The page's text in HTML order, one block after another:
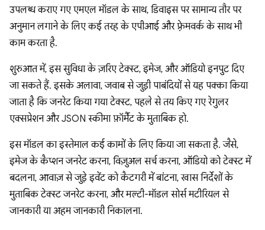
उपलब्ध कराए गए एमएल मॉडल के साथ, डिवाइस पर सामान्य तौर पर
अनुमान लगाने के लिए कई तरह के एपीआई और फ़्रेमवर्क के साथ भी
काम करता है.
शुरुआत में, इस सुविधा के ज़रिए टेक्स्ट, इमेज, और ऑडियो इनपुट दिए
जा सकते हैं. इसके अलावा, जवाब से जुड़ी पाबंदियों से यह पक्का किया
जाता है कि जनरेट किया गया टेक्स्ट, पहले से तय किए गए रेगुलर
एक्सप्रेशन और JSON स्कीमा फ़ॉर्मैट के मुताबिक हो.
इस मॉडल का इस्तेमाल कई कामों के लिए किया जा सकता है. जैसे,
इमेज के कैप्शन जनरेट करना, विज़ुअल सर्च करना, ऑडियो को टेक्स्ट में
बदलना, आवाज़ से जुड़े इवेंट को कैटगरी में बांटना, खास निर्देशों के
मुताबिक टेक्स्ट जनरेट करना, और मल्टी-मॉडल सोर्स मटीरियल से
जानकारी या अहम जानकारी निकालना.